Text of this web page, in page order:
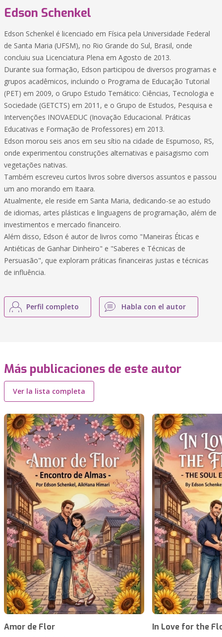
Edson Schenkel
Edson Schenkel é licenciado em Física pela Universidade Federal
de Santa Maria (UFSM), no Rio Grande do Sul, Brasil, onde
concluiu sua Licenciatura Plena em Agosto de 2013.
Durante sua formação, Edson participou de diversos programas e
grupos acadêmicos, incluindo o Programa de Educação Tutorial
(PET) em 2009, o Grupo Estudo Temático: Ciências, Tecnologia e
Sociedade (GETCTS) em 2011, e o Grupo de Estudos, Pesquisa e
Intervenções INOVAEDUC (Inovação Educacional. Práticas
Educativas e Formação de Professores) em 2013.
Edson morou seis anos em seu sítio na cidade de Espumoso, RS,
onde experimentou construções alternativas e paisagismo com
vegetações nativas.
Também escreveu curtos livros sobre diversos assuntos e passou
um ano morando em Itaara.
Atualmente, ele reside em Santa Maria, dedicando-se ao estudo
de idiomas, artes plásticas e linguagens de programação, além de
investimentos e mercado financeiro.
Além disso, Edson é autor de livros como "Maneiras Éticas e
Antiéticas de Ganhar Dinheiro" e "Saberes e Técnicas de
Persuasão", que exploram práticas financeiras justas e técnicas
de influência.
Perfil completo Habla con el autor
Más publicaciones de este autor
Ver la lista completa
Amor de Flor In Love for the